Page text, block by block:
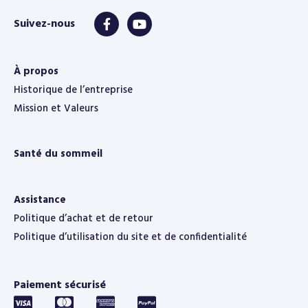
À propos
Historique de l’entreprise
Mission et Valeurs
Santé du sommeil
Assistance
Politique d’achat et de retour
Politique d’utilisation du site et de confidentialité
Paiement sécurisé